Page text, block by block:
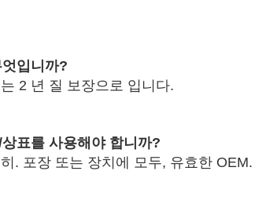
입니까?
2 년 질 보장으로 입니다.
표를 사용해야 합니까?
. 포장 또는 장치에 모두, 유효한 OEM.